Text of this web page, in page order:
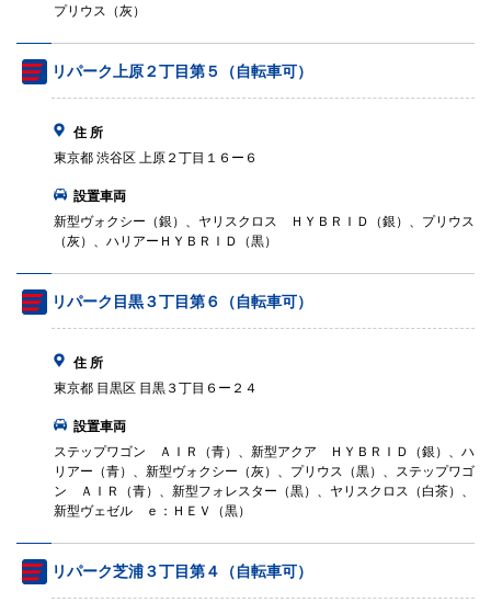
プリウス（灰）
リパーク上原２丁目第５（自転車可）
住 所
東京都 渋谷区 上原２丁目１６ー６
設置車両
新型ヴォクシー（銀）、ヤリスクロス ＨＹＢＲＩＤ（銀）、プリウス
（灰）、ハリアーＨＹＢＲＩＤ（黒）
リパーク目黒３丁目第６（自転車可）
住 所
東京都 目黒区 目黒３丁目６ー２４
設置車両
ステップワゴン ＡＩＲ（青）、新型アクア ＨＹＢＲＩＤ（銀）、ハ
リアー（青）、新型ヴォクシー（灰）、プリウス（黒）、ステップワゴ
ン ＡＩＲ（青）、新型フォレスター（黒）、ヤリスクロス（白茶）、
新型ヴェゼル ｅ：ＨＥＶ（黒）
リパーク芝浦３丁目第４（自転車可）